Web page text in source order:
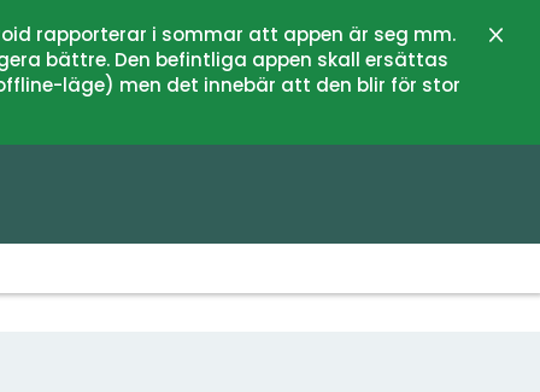
rapporterar i sommar att appen är seg mm.
bättre. Den befintliga appen skall ersättas
läge) men det innebär att den blir för stor